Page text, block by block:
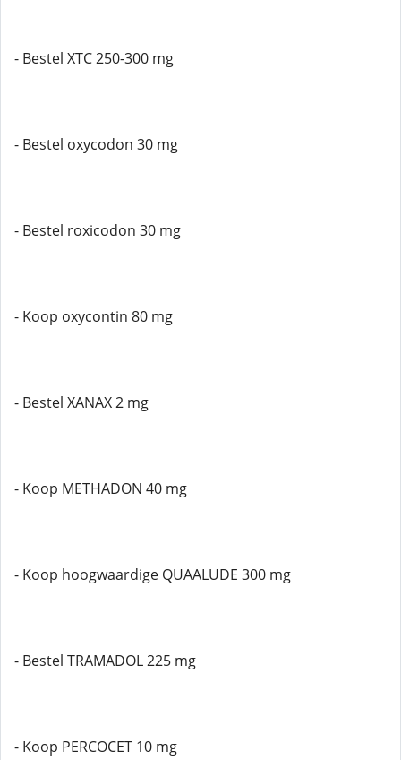
- Bestel XTC 250-300 mg
- Bestel oxycodon 30 mg
- Bestel roxicodon 30 mg
- Koop oxycontin 80 mg
- Bestel XANAX 2 mg
- Koop METHADON 40 mg
- Koop hoogwaardige QUAALUDE 300 mg
- Bestel TRAMADOL 225 mg
- Koop PERCOCET 10 mg